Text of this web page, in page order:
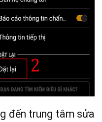
đến trung tâm sửa